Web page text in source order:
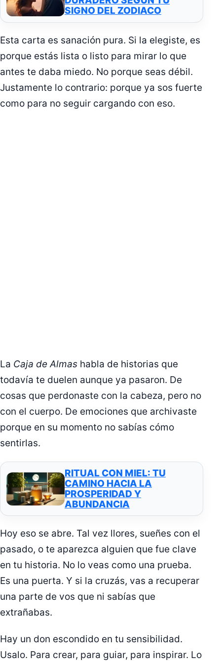
SIGNO DEL ZODIACO
Esta carta es sanación pura. Si la elegiste, es
porque estás lista o listo para mirar lo que
antes te daba miedo. No porque seas débil.
Justamente lo contrario: porque ya sos fuerte
como para no seguir cargando con eso.
La Caja de Almas habla de historias que
todavía te duelen aunque ya pasaron. De
cosas que perdonaste con la cabeza, pero no
con el cuerpo. De emociones que archivaste
porque en su momento no sabías cómo
sentirlas.
RITUAL CON MIEL: TU
CAMINO HACIA LA
PROSPERIDAD Y
ABUNDANCIA
Hoy eso se abre. Tal vez llores, sueñes con el
pasado, o te aparezca alguien que fue clave
en tu historia. No lo veas como una prueba.
Es una puerta. Y si la cruzás, vas a recuperar
una parte de vos que ni sabías que
extrañabas.
Hay un don escondido en tu sensibilidad.
Usalo. Para crear, para guiar, para inspirar. Lo